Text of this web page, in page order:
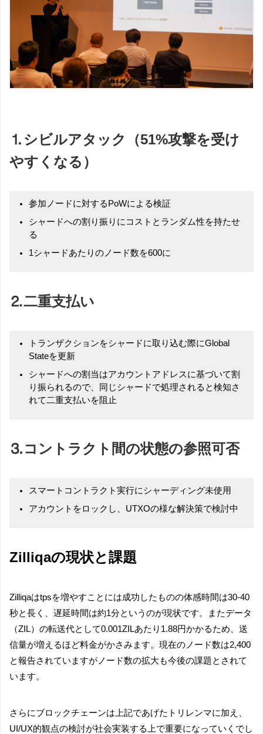
⒈シビルアタック（51%攻撃を受け
やすくなる）
参加ノードに対するPoWによる検証
シャードへの割り振りにコストとランダム性を持たせ
る
1シャードあたりのノード数を600に
⒉二重支払い
トランザクションをシャードに取り込む際にGlobal
Stateを更新
シャードへの割当はアカウントアドレスに基づいて割
り振られるので、同じシャードで処理されると検知さ
れて二重支払いを阻止
⒊コントラクト間の状態の参照可否
スマートコントラクト実行にシャーディング未使用
アカウントをロックし、UTXOの様な解決策で検討中
Zilliqaの現状と課題
Zilliqaはtpsを増やすことには成功したものの体感時間は30-40
秒と長く、遅延時間は約1分というのが現状です。またデータ
（ZIL）の転送代として0.001ZILあたり1.88円かかるため、送
信量が増えるほど料金がかさみます。現在のノード数は2,400
と報告されていますがノード数の拡大も今後の課題とされて
います。
さらにブロックチェーンは上記であげたトリレンマに加え、
UI/UX的観点の検討が社会実装する上で重要になっていくでし